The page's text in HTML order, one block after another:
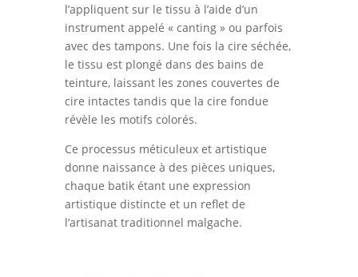
l’appliquent sur le tissu à l’aide d’un
instrument appelé « canting » ou parfois
avec des tampons. Une fois la cire séchée,
le tissu est plongé dans des bains de
teinture, laissant les zones couvertes de
cire intactes tandis que la cire fondue
révèle les motifs colorés.
Ce processus méticuleux et artistique
donne naissance à des pièces uniques,
chaque batik étant une expression
artistique distincte et un reflet de
l’artisanat traditionnel malgache.